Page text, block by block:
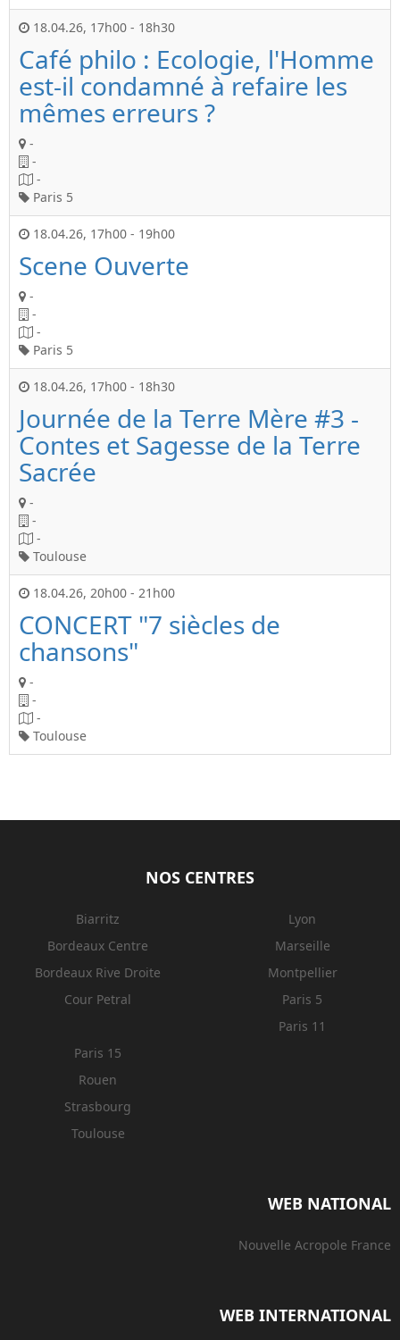
18.04.26, 17h00 - 18h30
Café philo : Ecologie, l'Homme
est-il condamné à refaire les
mêmes erreurs ?
-
-
-
Paris 5
18.04.26, 17h00 - 19h00
Scene Ouverte
-
-
-
Paris 5
18.04.26, 17h00 - 18h30
Journée de la Terre Mère #3 -
Contes et Sagesse de la Terre
Sacrée
-
-
-
Toulouse
18.04.26, 20h00 - 21h00
CONCERT "7 siècles de
chansons"
-
-
-
Toulouse
NOS CENTRES
Biarritz
Bordeaux Centre
Bordeaux Rive Droite
Cour Petral
Lyon
Marseille
Montpellier
Paris 5
Paris 11
Paris 15
Rouen
Strasbourg
Toulouse
WEB NATIONAL
Nouvelle Acropole France
WEB INTERNATIONAL